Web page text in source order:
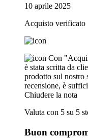
10 aprile 2025
Acquisto verificato
Con
è stata scritta da
prodotto sul nostro
recensione, è
Chiudere la nota
Valuta con 5 su 5
Buon